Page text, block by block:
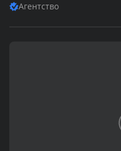
Агентство